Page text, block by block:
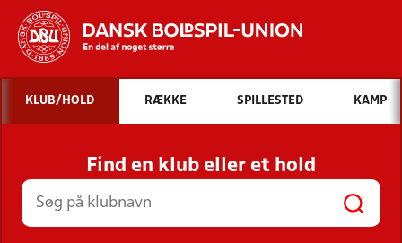
Hvad vil du søge efter?
INDHOLD OG NYHEDER
STILLINGER, RESULTATER, KLUBBER OG
HOLD
KLUB/HOLD RÆKKE SPILLESTED KAMP
Find en klub eller et hold